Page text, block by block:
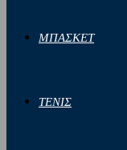
ΜΠΑΣΚΕΤ
ΤΕΝΙΣ